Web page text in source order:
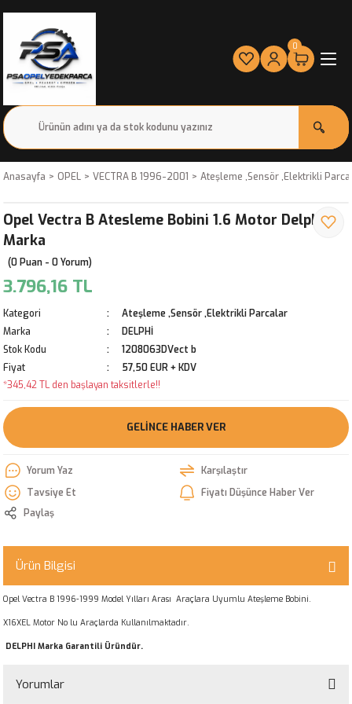
0
Anasayfa OPEL VECTRA B 1996-2001 Ateşleme ,Sensör ,Elektrikli
Opel Vectra B Atesleme Bobini 1.6 Motor Delphi
Marka
(0 Puan - 0 Yorum)
3.796,16 TL
Kategori
Ateşleme ,Sensör ,Elektrikli Parcalar
Marka
DELPHİ
Stok Kodu
1208063DVect b
Fiyat
57,50 EUR + KDV
*345,42 TL den başlayan taksitlerle!!
GELINCE HABER VER
Yorum Yaz
Karşılaştır
Tavsiye Et
Fiyatı Düşünce Haber Ver
Paylaş
Ürün Bilgisi
Opel Vectra B 1996-1999 Model Yılları Arası Araçlara Uyumlu Ateşleme Bobini.
X16XEL Motor No lu Araçlarda Kullanılmaktadır.
DELPHI Marka Garantili Üründür.
Yorumlar